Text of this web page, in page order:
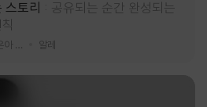
토리
공유되는 순간 완성되는
알레